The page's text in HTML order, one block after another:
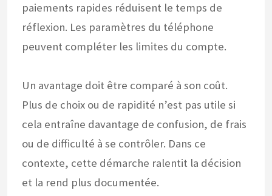
paiements rapides réduisent le temps de
réflexion. Les paramètres du téléphone
peuvent compléter les limites du compte.
Un avantage doit être comparé à son coût.
Plus de choix ou de rapidité n’est pas utile si
cela entraîne davantage de confusion, de frais
ou de difficulté à se contrôler. Dans ce
contexte, cette démarche ralentit la décision
et la rend plus documentée.